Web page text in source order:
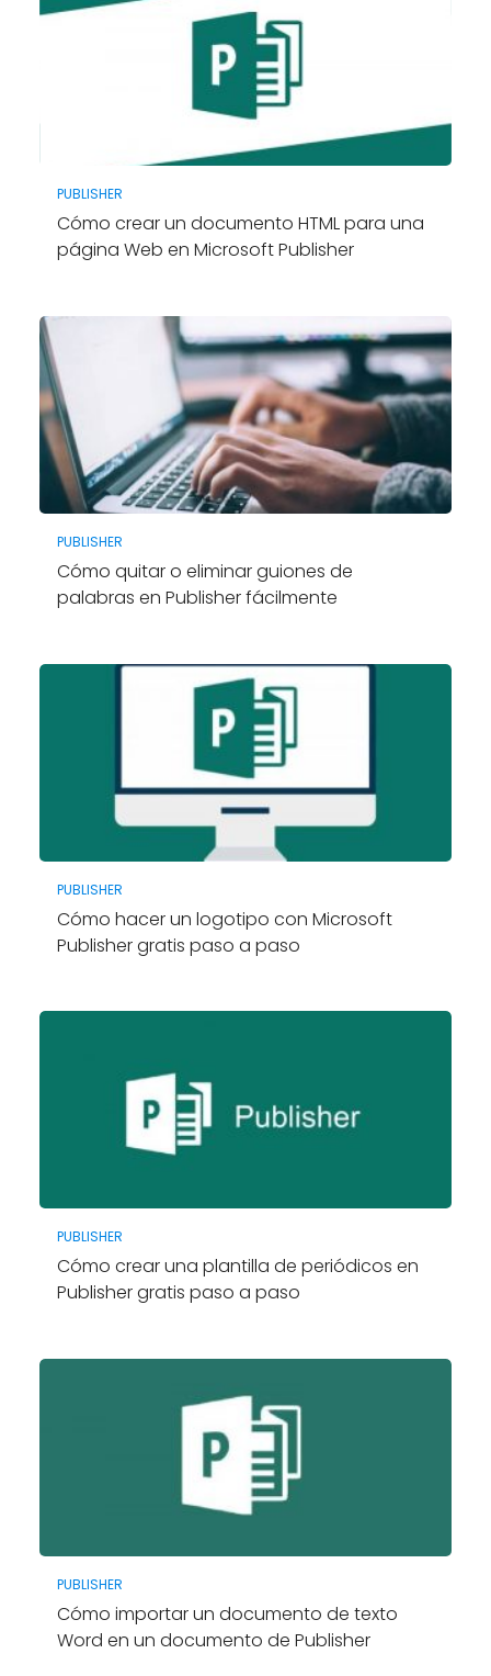
PUBLISHER
Cómo crear un documento HTML para una
página Web en Microsoft Publisher
PUBLISHER
Cómo quitar o eliminar guiones de
palabras en Publisher fácilmente
PUBLISHER
Cómo hacer un logotipo con Microsoft
Publisher gratis paso a paso
PUBLISHER
Cómo crear una plantilla de periódicos en
Publisher gratis paso a paso
PUBLISHER
Cómo importar un documento de texto
Word en un documento de Publisher